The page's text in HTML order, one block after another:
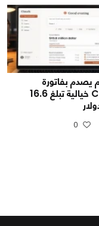
يصدم بفاتورة
Claude خيالية تبلغ 16.6
0